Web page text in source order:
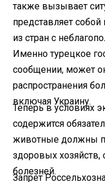
также вызывает
представляет
из стран с
Именно турецкое
сообщении, может
распространения
включая Украину.
Теперь в условиях
содержится
животные должны
здоровых хозяйств,
болезней.
Запрет